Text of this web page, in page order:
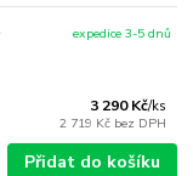
3 290 Kč/ks
2 719 Kč bez DPH
expedice 3-5 dnů
Přidat do košíku